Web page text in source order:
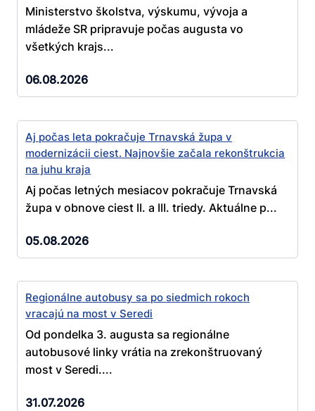
Ministerstvo školstva, výskumu, vývoja a
mládeže SR pripravuje počas augusta vo
všetkých krajs...
06.08.2026
Aj počas leta pokračuje Trnavská župa v
modernizácii ciest. Najnovšie začala rekonštrukcia
na juhu kraja
Aj počas letných mesiacov pokračuje Trnavská
župa v obnove ciest II. a III. triedy. Aktuálne p...
05.08.2026
Regionálne autobusy sa po siedmich rokoch
vracajú na most v Seredi
Od pondelka 3. augusta sa regionálne
autobusové linky vrátia na zrekonštruovaný
most v Seredi....
31.07.2026